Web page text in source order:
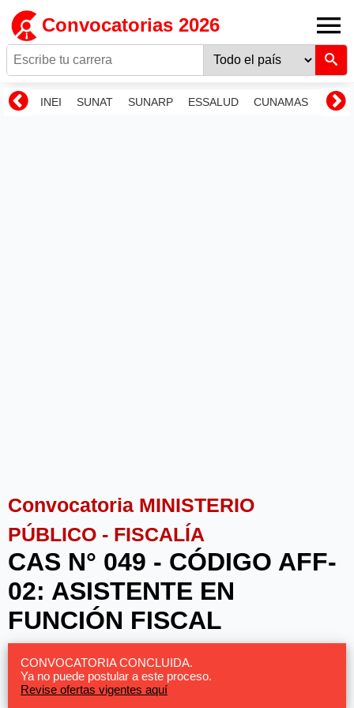
Convocatorias 2026
INEI SUNAT SUNARP ESSALUD CUNAMAS
Convocatoria MINISTERIO
PÚBLICO - FISCALÍA
CAS N° 049 - CÓDIGO AFF-
02: ASISTENTE EN
FUNCIÓN FISCAL
CONVOCATORIA CONCLUIDA.
Ya no puede postular a este proceso.
Revise ofertas vigentes aquí